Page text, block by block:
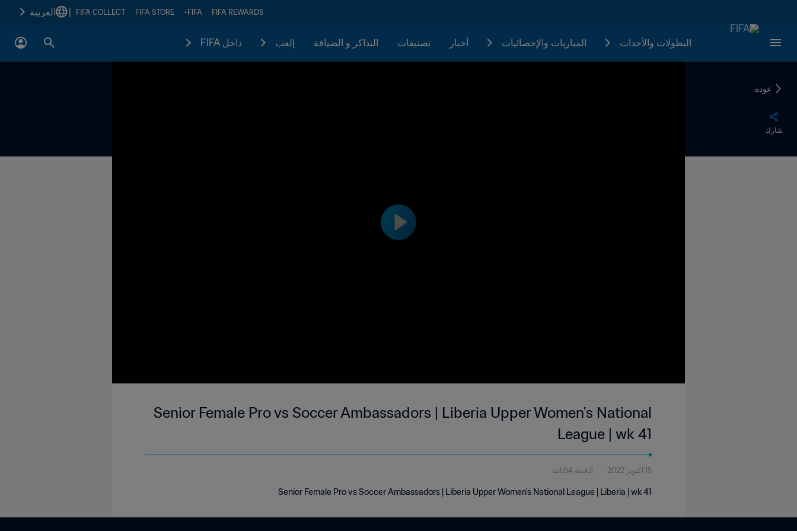
FIFA REWARDS
FIFA+
FIFA STORE
FIFA COLLECT العربية
البطولات والأحدات المباريات والإحصائيات أخبار تصنيفات التذاكر و الضيافة إلعب داخل FIFA
عودة
شارك
Senior Female Pro vs Soccer Ambassadors | Liberia Upper Women's National
League | wk 41
15 أكتوبر 2022 1دقيقة 54ثانية
Senior Female Pro vs Soccer Ambassadors | Liberia Upper Women's National League | Liberia | wk 41